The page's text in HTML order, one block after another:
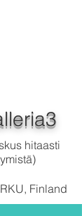
hitaasti
Finland